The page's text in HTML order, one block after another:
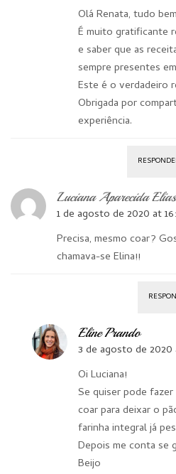
Olá Renata, tudo
É muito gratificante
e saber que as
sempre presentes
Este é o verdadeiro
Obrigada por
experiência.
Luciana Aparecida Elias
1 de agosto de 2020 at
Precisa, mesmo coar?
chamava-se Elina!!
Eline Prando
3 de agosto de 2020
Oi Luciana!
Se quiser pode
coar para deixar o
farinha integral já
Depois me conta se
Beijo